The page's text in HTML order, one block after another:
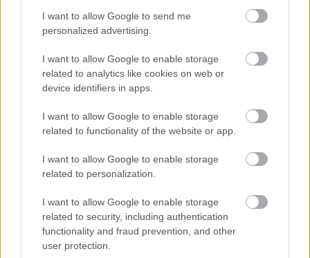
I want to allow Google to send me
personalized advertising.
I want to allow Google to enable storage
related to analytics like cookies on web or
device identifiers in apps.
I want to allow Google to enable storage
related to functionality of the website or app.
I want to allow Google to enable storage
related to personalization.
I want to allow Google to enable storage
related to security, including authentication
functionality and fraud prevention, and other
user protection.
A korrupcióval vádolt Simonka a
koronatanú szerint Rogánnal és
befolyásolják a büntetőügyét
pedig levelet írt arról, hogy ártatlan - a vádhatóság
legfőbb tanúja azt állítja, hogy Simonka
Lapszemle